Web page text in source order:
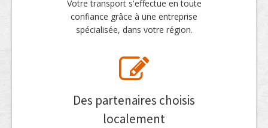
Votre transport s'effectue en toute
confiance grâce à une entreprise
spécialisée, dans votre région.
Des partenaires choisis
localement